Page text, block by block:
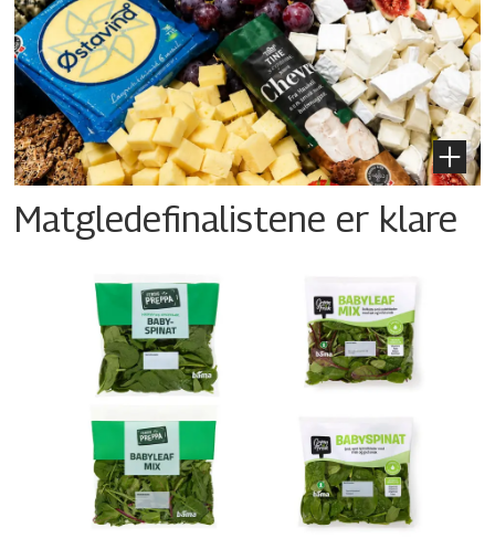
Matgledefinalistene er klare